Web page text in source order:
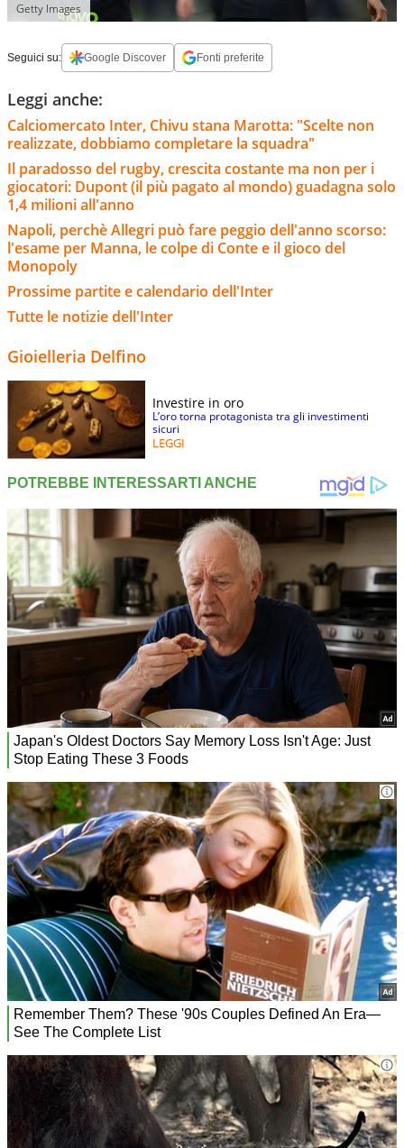
Getty Images
Seguici su: Google Discover Fonti preferite
Leggi anche:
Calciomercato Inter, Chivu stana Marotta: "Scelte non
realizzate, dobbiamo completare la squadra"
Il paradosso del rugby, crescita costante ma non per i
giocatori: Dupont (il più pagato al mondo) guadagna solo
1,4 milioni all'anno
Napoli, perchè Allegri può fare peggio dell'anno scorso:
l'esame per Manna, le colpe di Conte e il gioco del
Monopoly
Prossime partite e calendario dell'Inter
Tutte le notizie dell'Inter
Gioielleria Delfino
Investire in oro
L’oro torna protagonista tra gli investimenti
sicuri
LEGGI